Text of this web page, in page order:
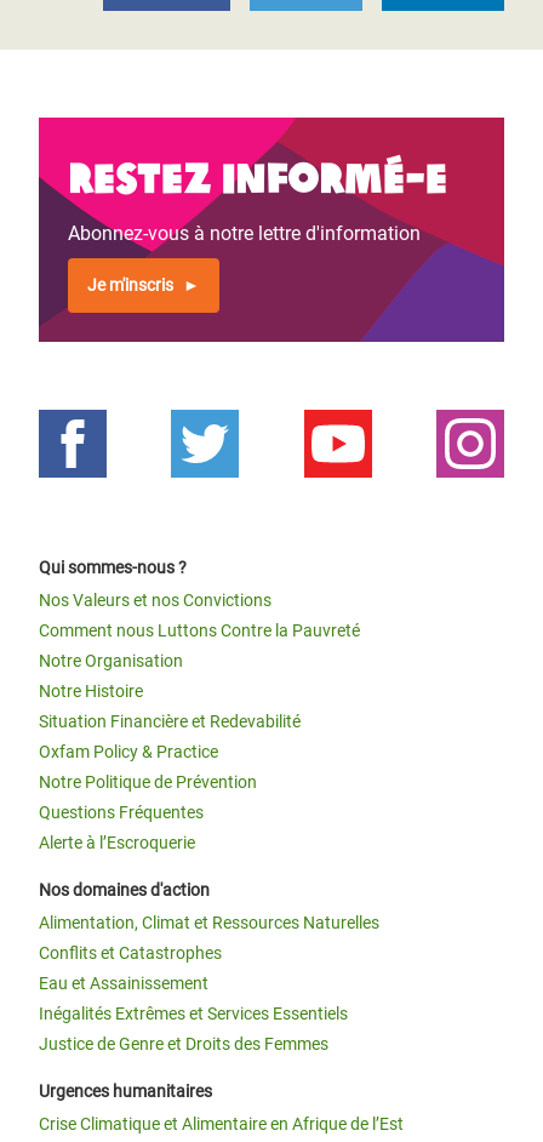
Restez informé-e
Abonnez-vous à notre lettre d'information
Je m'inscris
Qui sommes-nous ?
Nos Valeurs et nos Convictions
Comment nous Luttons Contre la Pauvreté
Notre Organisation
Notre Histoire
Situation Financière et Redevabilité
Oxfam Policy & Practice
Notre Politique de Prévention
Questions Fréquentes
Alerte à l’Escroquerie
Nos domaines d'action
Alimentation, Climat et Ressources Naturelles
Conflits et Catastrophes
Eau et Assainissement
Inégalités Extrêmes et Services Essentiels
Justice de Genre et Droits des Femmes
Urgences humanitaires
Crise Climatique et Alimentaire en Afrique de l’Est